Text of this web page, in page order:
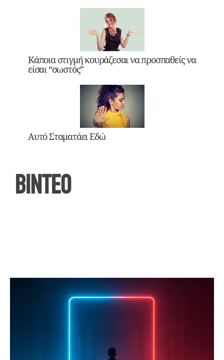
Κάποια στιγμή κουράζεσαι να προσπαθείς να
είσαι “σωστός”
Αυτό Σταματάει Εδώ
ΒΙΝΤΕΟ